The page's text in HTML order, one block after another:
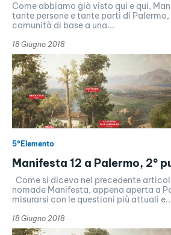
Come abbiamo già visto qui e qui,
tante persone e tante parti di Palermo,
comunità di base a una...
18 Giugno 2018
5°Elemento
Manifesta 12 a Palermo, 2°
Come si diceva nel precedente
nomade Manifesta, appena aperta a
misurarsi con le questioni più attuali
18 Giugno 2018